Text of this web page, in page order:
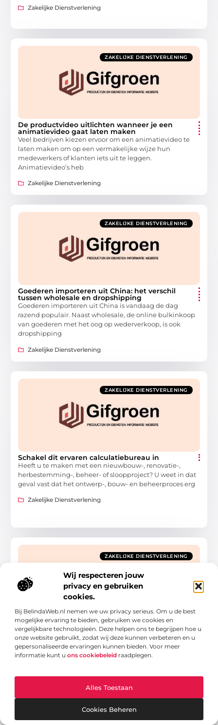
Wij respecteren jouw
privacy en gebruiken
cookies.
Bij BelindaWeb.nl nemen we uw privacy serieus. Om u de best
mogelijke ervaring te bieden, gebruiken we cookies en
vergelijkbare technologieën. Deze helpen ons te begrijpen hoe u
onze website gebruikt, zodat wij deze kunnen verbeteren en u
gepersonaliseerde ervaringen kunnen bieden. Voor meer
informatie kunt u ons cookiebeleid raadplegen.
Alles Toestaan
Cookies Beheren
Zakelijke Dienstverlening
ZAKELIJKE DIENSTVERLENING
De productvideo uitlichten wanneer je een
animatievideo gaat laten maken
Veel bedrijven kiezen ervoor om een animatievideo te
laten maken om op een vermakelijke wijze hun
medewerkers of klanten iets uit te leggen.
Animatievideo’s heb
Zakelijke Dienstverlening
ZAKELIJKE DIENSTVERLENING
Goederen importeren uit China: het verschil
tussen wholesale en dropshipping
Goederen importeren uit China is vandaag de dag
razend populair. Naast wholesale, de online bulkinkoop
van goederen met het oog op wederverkoop, is ook
dropshipping
Zakelijke Dienstverlening
ZAKELIJKE DIENSTVERLENING
Schakel dit ervaren calculatiebureau in
Heeft u te maken met een nieuwbouw-, renovatie-,
herbestemming-, beheer- of sloopproject? U weet in dat
geval vast dat het ontwerp-, bouw- en beheerproces erg
Zakelijke Dienstverlening
ZAKELIJKE DIENSTVERLENING
Uw betrouwbare partner bij outplacement in
regio Apeldoorn
Bureau Streefkerk is een stevige regionale speler in de
profit- en de non-profitsector op het brede terrein van
instroom, doorstroom en uitstroom. De specialisten van